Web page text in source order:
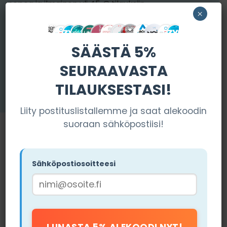
nopea ja ilmainen yli 45 € tilauksiin.
-verkkokaupasta löydät kattavan
koodia ”NIKOTIINIT10” saadaksesi 10 % alennuksen –
erinomainen vaihtoehto monipuolisuutta etsiville.
SÄÄSTÄ 5%
SEURAAVASTA
TILAUKSESTASI!
Liity postituslistallemme ja saat alekoodin
suoraan sähköpostiisi!
Sähköpostiosoitteesi
×